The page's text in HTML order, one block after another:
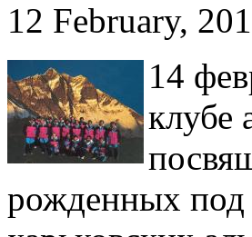
12 February,
14
клубе
рожденных под